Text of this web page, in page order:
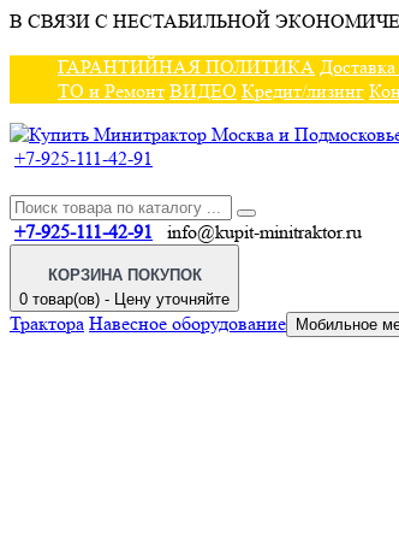
В СВЯЗИ С НЕСТАБИЛЬНОЙ
ГАРАНТИЙНАЯ ПОЛИТИКА
ТО и Ремонт ВИДЕО Кредит/лизинг
+7-925-111-42-91
+7-925-111-42-91 info@kupit-minitraktor.ru
КОРЗИНА ПОКУПОК
0 товар(ов) - Цену уточняйте
Трактора Навесное оборудование
Мобильное